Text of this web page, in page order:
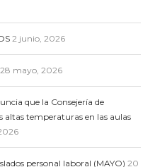
2 junio, 2026
28 mayo, 2026
que la Consejería de
altas temperaturas en las aulas
personal laboral (MAYO) 20